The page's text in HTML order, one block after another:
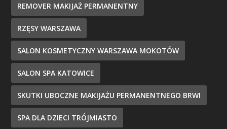
REMOVER MAKIJAŻ PERMANENTNY
RZĘSY WARSZAWA
SALON KOSMETYCZNY WARSZAWA MOKOTÓW
SALON SPA KATOWICE
SKUTKI UBOCZNE MAKIJAŻU PERMANENTNEGO BRWI
SPA DLA DZIECI TRÓJMIASTO